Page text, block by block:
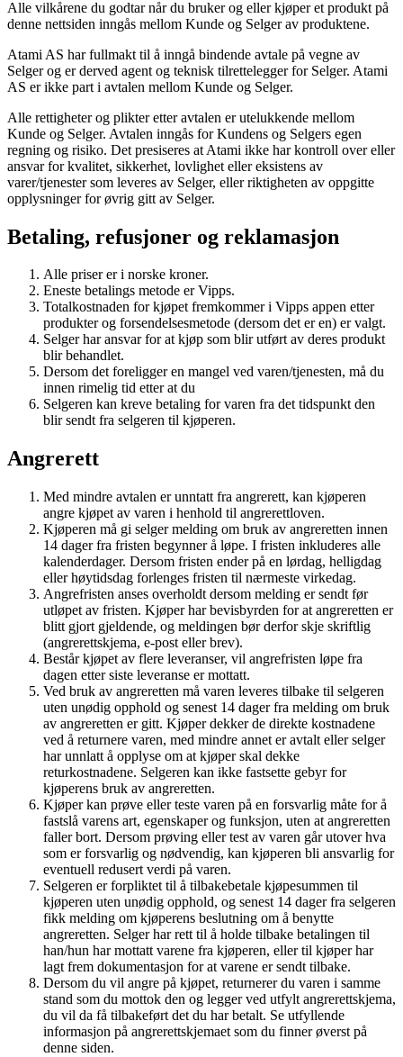
Alle vilkårene du godtar når du bruker og eller kjøper et produkt på
denne nettsiden inngås mellom Kunde og Selger av produktene.
Atami AS har fullmakt til å inngå bindende avtale på vegne av
Selger og er derved agent og teknisk tilrettelegger for Selger. Atami
AS er ikke part i avtalen mellom Kunde og Selger.
Alle rettigheter og plikter etter avtalen er utelukkende mellom
Kunde og Selger. Avtalen inngås for Kundens og Selgers egen
regning og risiko. Det presiseres at Atami ikke har kontroll over eller
ansvar for kvalitet, sikkerhet, lovlighet eller eksistens av
varer/tjenester som leveres av Selger, eller riktigheten av oppgitte
opplysninger for øvrig gitt av Selger.
Betaling, refusjoner og reklamasjon
Alle priser er i norske kroner.
Eneste betalings metode er Vipps.
Totalkostnaden for kjøpet fremkommer i Vipps appen etter
produkter og forsendelsesmetode (dersom det er en) er valgt.
Selger har ansvar for at kjøp som blir utført av deres produkt
blir behandlet.
Dersom det foreligger en mangel ved varen/tjenesten, må du
innen rimelig tid etter at du
Selgeren kan kreve betaling for varen fra det tidspunkt den
blir sendt fra selgeren til kjøperen.
Angrerett
Med mindre avtalen er unntatt fra angrerett, kan kjøperen
angre kjøpet av varen i henhold til angrerettloven.
Kjøperen må gi selger melding om bruk av angreretten innen
14 dager fra fristen begynner å løpe. I fristen inkluderes alle
kalenderdager. Dersom fristen ender på en lørdag, helligdag
eller høytidsdag forlenges fristen til nærmeste virkedag.
Angrefristen anses overholdt dersom melding er sendt før
utløpet av fristen. Kjøper har bevisbyrden for at angreretten er
blitt gjort gjeldende, og meldingen bør derfor skje skriftlig
(angrerettskjema, e-post eller brev).
Består kjøpet av flere leveranser, vil angrefristen løpe fra
dagen etter siste leveranse er mottatt.
Ved bruk av angreretten må varen leveres tilbake til selgeren
uten unødig opphold og senest 14 dager fra melding om bruk
av angreretten er gitt. Kjøper dekker de direkte kostnadene
ved å returnere varen, med mindre annet er avtalt eller selger
har unnlatt å opplyse om at kjøper skal dekke
returkostnadene. Selgeren kan ikke fastsette gebyr for
kjøperens bruk av angreretten.
Kjøper kan prøve eller teste varen på en forsvarlig måte for å
fastslå varens art, egenskaper og funksjon, uten at angreretten
faller bort. Dersom prøving eller test av varen går utover hva
som er forsvarlig og nødvendig, kan kjøperen bli ansvarlig for
eventuell redusert verdi på varen.
Selgeren er forpliktet til å tilbakebetale kjøpesummen til
kjøperen uten unødig opphold, og senest 14 dager fra selgeren
fikk melding om kjøperens beslutning om å benytte
angreretten. Selger har rett til å holde tilbake betalingen til
han/hun har mottatt varene fra kjøperen, eller til kjøper har
lagt frem dokumentasjon for at varene er sendt tilbake.
Dersom du vil angre på kjøpet, returnerer du varen i samme
stand som du mottok den og legger ved utfylt angrerettskjema,
du vil da få tilbakeført det du har betalt. Se utfyllende
informasjon på angrerettskjemaet som du finner øverst på
denne siden.